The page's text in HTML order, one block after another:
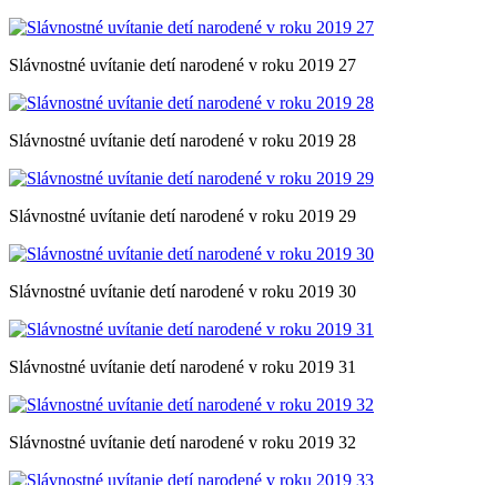
Slávnostné uvítanie detí narodené v roku 2019 27
Slávnostné uvítanie detí narodené v roku 2019 28
Slávnostné uvítanie detí narodené v roku 2019 29
Slávnostné uvítanie detí narodené v roku 2019 30
Slávnostné uvítanie detí narodené v roku 2019 31
Slávnostné uvítanie detí narodené v roku 2019 32